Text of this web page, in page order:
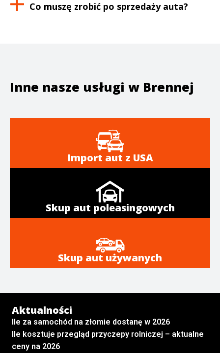
Co muszę zrobić po sprzedaży auta?
Inne nasze usługi w Brennej
Import aut z USA
Skup aut poleasingowych
Skup aut używanych
Aktualności
Ile za samochód na złomie dostanę w 2026
Ile kosztuje przegląd przyczepy rolniczej – aktualne
ceny na 2026